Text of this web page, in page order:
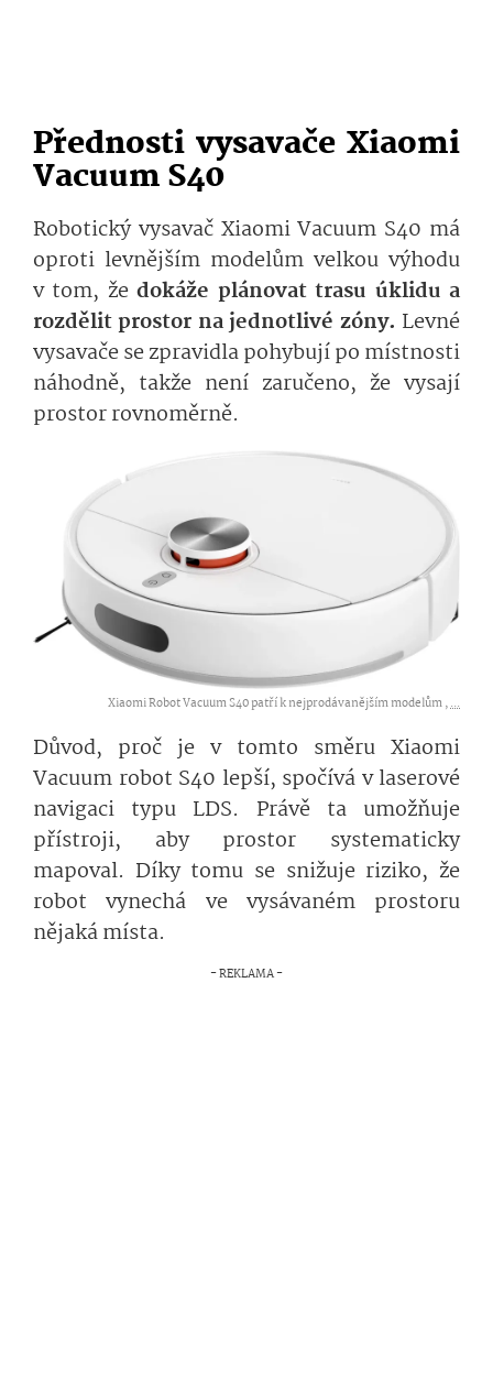
Přednosti vysavače Xiaomi
Vacuum S40
Robotický vysavač Xiaomi Vacuum S40 má
oproti levnějším modelům velkou výhodu
v tom, žedokáže plánovat trasu úklidu a
rozdělit prostor na jednotlivé zóny. Levné
vysavače se zpravidla pohybují po místnosti
náhodně, takže není zaručeno, že vysají
prostor rovnoměrně.
Xiaomi Robot Vacuum S40 patří k nejprodávanějším modelům ,...
Důvod, proč je v tomto směru Xiaomi
Vacuum robot S40 lepší, spočívá v laserové
navigaci typu LDS. Právě ta umožňuje
přístroji, aby prostor systematicky
mapoval. Díky tomu se snižuje riziko, že
robot vynechá ve vysávaném prostoru
nějaká místa.